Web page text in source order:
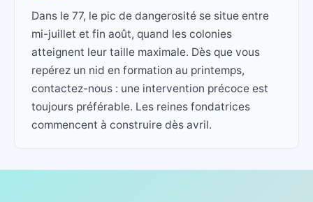
Dans le 77, le pic de dangerosité se situe entre
mi-juillet et fin août, quand les colonies
atteignent leur taille maximale. Dès que vous
repérez un nid en formation au printemps,
contactez-nous : une intervention précoce est
toujours préférable. Les reines fondatrices
commencent à construire dès avril.